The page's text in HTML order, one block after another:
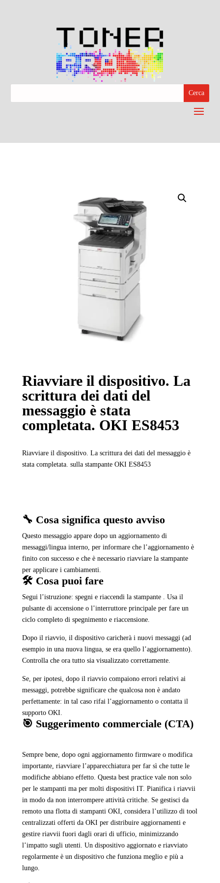
Riavviare il dispositivo. La
scrittura dei dati del
messaggio è stata
completata. OKI ES8453
Riavviare il dispositivo. La scrittura dei dati del messaggio è
stata completata. sulla stampante OKI ES8453
🔧 Cosa significa questo avviso
Questo messaggio appare dopo un aggiornamento di
messaggi/lingua interno, per informare che l’aggiornamento è
finito con successo e che è necessario riavviare la stampante
per applicare i cambiamenti.
🛠️ Cosa puoi fare
Segui l’istruzione: spegni e riaccendi la stampante . Usa il
pulsante di accensione o l’interruttore principale per fare un
ciclo completo di spegnimento e riaccensione.
Dopo il riavvio, il dispositivo caricherà i nuovi messaggi (ad
esempio in una nuova lingua, se era quello l’aggiornamento).
Controlla che ora tutto sia visualizzato correttamente.
Se, per ipotesi, dopo il riavvio compaiono errori relativi ai
messaggi, potrebbe significare che qualcosa non è andato
perfettamente: in tal caso rifai l’aggiornamento o contatta il
supporto OKI.
🎯 Suggerimento commerciale (CTA)
Sempre bene, dopo ogni aggiornamento firmware o modifica
importante, riavviare l’apparecchiatura per far sì che tutte le
modifiche abbiano effetto. Questa best practice vale non solo
per le stampanti ma per molti dispositivi IT. Pianifica i riavvii
in modo da non interrompere attività critiche. Se gestisci da
remoto una flotta di stampanti OKI, considera l’utilizzo di tool
centralizzati offerti da OKI per distribuire aggiornamenti e
gestire riavvii fuori dagli orari di ufficio, minimizzando
l’impatto sugli utenti. Un dispositivo aggiornato e riavviato
regolarmente è un dispositivo che funziona meglio e più a
lungo.